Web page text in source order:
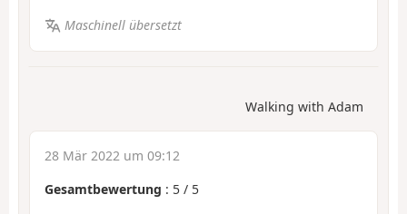
Maschinell übersetzt
Walking with Adam
28 Mär 2022 um 09:12
Gesamtbewertung : 5 / 5